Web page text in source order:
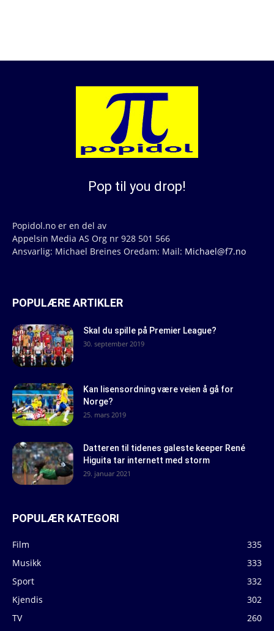
Pop til you drop!
Popidol.no er en del av
Appelsin Media AS Org nr 928 501 566
Ansvarlig: Michael Breines Oredam: Mail: Michael@f7.no
POPULÆRE ARTIKLER
Skal du spille på Premier League?
30. september 2019
Kan lisensordning være veien å gå for
Norge?
25. mars 2019
Datteren til tidenes galeste keeper René
Higuita tar internett med storm
29. januar 2021
POPULÆR KATEGORI
Film
335
Musikk
333
Sport
332
Kjendis
302
TV
260